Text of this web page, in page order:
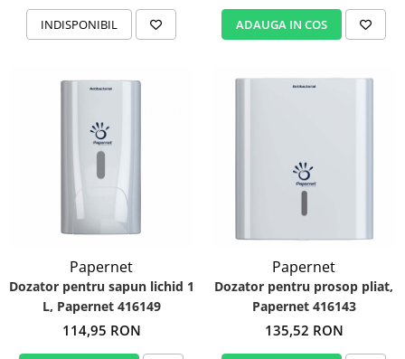
INDISPONIBIL ADAUGA IN COS
Papernet
Dozator pentru sapun lichid 1
L, Papernet 416149
114,95 RON
Papernet
Dozator pentru prosop pliat,
Papernet 416143
135,52 RON